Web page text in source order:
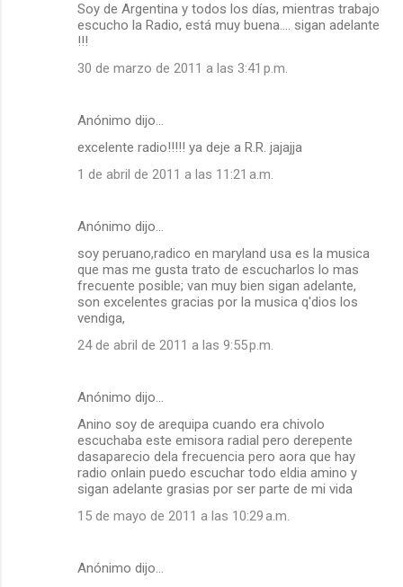
Soy de Argentina y todos los días, mientras trabajo
escucho la Radio, está muy buena.... sigan adelante
!!!
30 de marzo de 2011 a las 3:41 p.m.
Anónimo dijo…
excelente radio!!!!! ya deje a R.R. jajajja
1 de abril de 2011 a las 11:21 a.m.
Anónimo dijo…
soy peruano,radico en maryland usa es la musica
que mas me gusta trato de escucharlos lo mas
frecuente posible; van muy bien sigan adelante,
son excelentes gracias por la musica q'dios los
vendiga,
24 de abril de 2011 a las 9:55 p.m.
Anónimo dijo…
Anino soy de arequipa cuando era chivolo
escuchaba este emisora radial pero derepente
dasaparecio dela frecuencia pero aora que hay
radio onlain puedo escuchar todo eldia amino y
sigan adelante grasias por ser parte de mi vida
15 de mayo de 2011 a las 10:29 a.m.
Anónimo dijo…